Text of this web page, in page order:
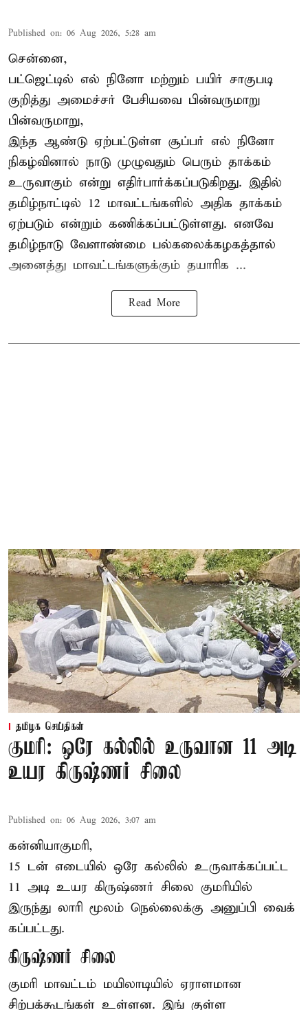
Published on: 06 Aug 2026, 5:28 am
சென்னை,
பட்ஜெட்டில் எல் நினோ மற்றும் பயிர் சாகுபடி
குறித்து அமைச்சர் பேசியவை பின்வருமாறு
பின்வருமாறு,
இந்த ஆண்டு ஏற்பட்டுள்ள சூப்பர் எல் நினோ
நிகழ்வினால் நாடு முழுவதும் பெரும் தாக்கம்
உருவாகும் என்று எதிர்பார்க்கப்படுகிறது. இதில்
தமிழ்நாட்டில் 12 மாவட்டங்களில் அதிக தாக்கம்
ஏற்படும் என்றும் கணிக்கப்பட்டுள்ளது. எனவே
தமிழ்நாடு வேளாண்மை பல்கலைக்கழகத்தால்
அனைத்து மாவட்டங்களுக்கும் தயாரிக ...
Read More
தமிழக செய்திகள்
குமரி: ஒரே கல்லில் உருவான 11 அடி
உயர கிருஷ்ணர் சிலை
Published on: 06 Aug 2026, 3:07 am
கன்னியாகுமரி,
15 டன் எடையில் ஒரே கல்லில் உருவாக்கப்பட்ட
11 அடி உயர கிருஷ்ணர் சிலை குமரியில்
இருந்து லாரி மூலம் நெல்லைக்கு அனுப்பி வைக்
கப்பட்டது.
கிருஷ்ணர் சிலை
குமரி மாவட்டம் மயிலாடியில் ஏராளமான
சிற்பக்கூடங்கள் உள்ளன. இங் குள்ள